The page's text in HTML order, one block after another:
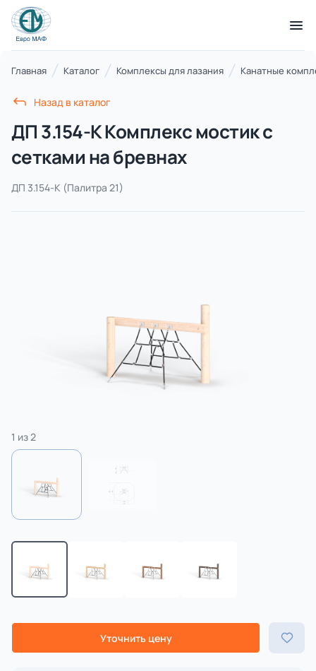
КАТАЛОГ ТОВАРОВ
21 категория
Благоустройство территорий
3 категории
4 категории
Главная Каталог Комплексы для лазания Канатные
Назад в каталог
ДП 3.154-К Комплекс мостик с
сетками на бревнах
ДП 3.154-К (Палитра 21)
1 из2
Уточнить цену